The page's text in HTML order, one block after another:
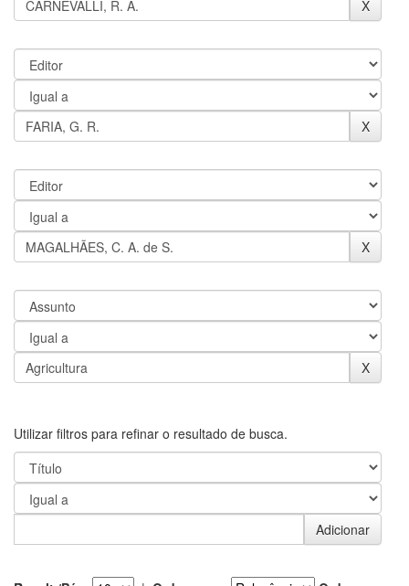
Utilizar filtros para refinar o resultado de busca.